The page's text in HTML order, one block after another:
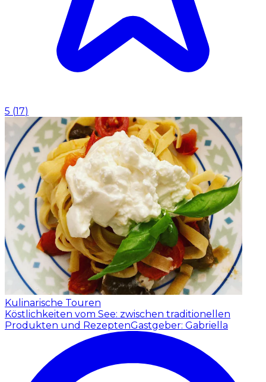
5 (17)
Kulinarische Touren
Köstlichkeiten vom See: zwischen traditionellen
Produkten und RezeptenGastgeber: Gabriella